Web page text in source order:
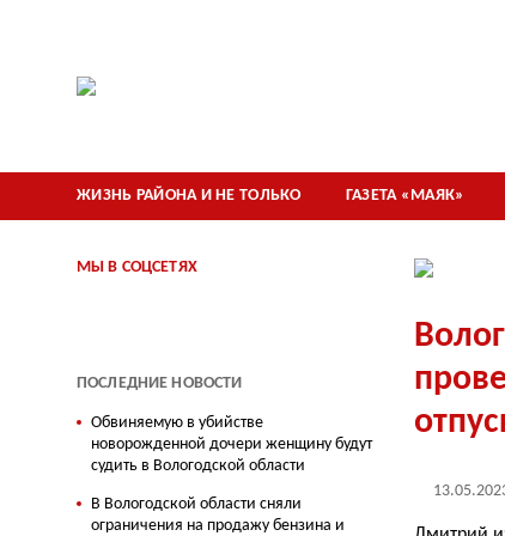
ЖИЗНЬ РАЙОНА И НЕ ТОЛЬКО ГАЗЕТА «МАЯК»
МЫ В СОЦСЕТЯХ
ПОСЛЕДНИЕ НОВОСТИ
Обвиняемую в убийстве
новорожденной дочери женщину будут
судить в Вологодской области
В Вологодской области сняли
ограничения на продажу бензина и